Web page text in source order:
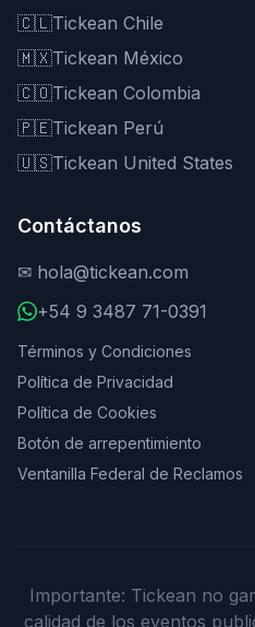
🇨🇱Tickean Chile
🇲🇽Tickean México
🇨🇴Tickean Colombia
🇵🇪Tickean Perú
🇺🇸Tickean United States
Contáctanos
✉ hola@tickean.com
+54 9 3487 71-0391
Términos y Condiciones
Política de Privacidad
Política de Cookies
Botón de arrepentimiento
Ventanilla Federal de Reclamos
Importante: Tickean no
calidad de los eventos